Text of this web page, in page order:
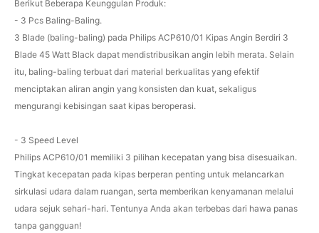
Berikut Beberapa Keunggulan Produk:
- 3 Pcs Baling-Baling.
3 Blade (baling-baling) pada Philips ACP610/01 Kipas Angin Berdiri 3
Blade 45 Watt Black dapat mendistribusikan angin lebih merata. Selain
itu, baling-baling terbuat dari material berkualitas yang efektif
menciptakan aliran angin yang konsisten dan kuat, sekaligus
mengurangi kebisingan saat kipas beroperasi.
- 3 Speed Level
Philips ACP610/01 memiliki 3 pilihan kecepatan yang bisa disesuaikan.
Tingkat kecepatan pada kipas berperan penting untuk melancarkan
sirkulasi udara dalam ruangan, serta memberikan kenyamanan melalui
udara sejuk sehari-hari. Tentunya Anda akan terbebas dari hawa panas
tanpa gangguan!